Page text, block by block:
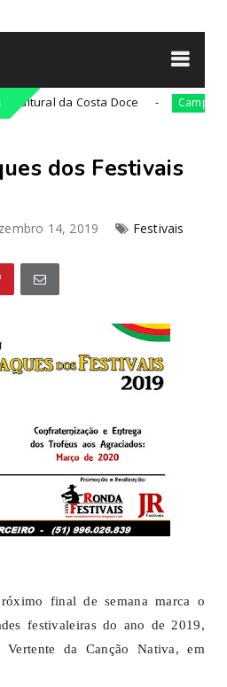
da Costa Doce Campeiro
dos Festivais
14, 2019 Festivais
final de semana marca o
festivaleiras do ano de 2019,
da Canção Nativa, em